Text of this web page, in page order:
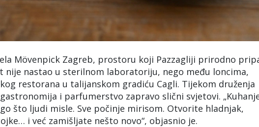
Mövenpick Zagreb, prostoru koji Pazzagliji prirodno
nije nastao u sterilnom laboratoriju, nego među loncima,
restorana u talijanskom gradiću Cagli. Tijekom druženja
i parfumerstvo zapravo slični svjetovi.
što ljudi misle. Sve počinje mirisom. Otvorite hladnjak,
i već zamišljate nešto novo“, objasnio je.